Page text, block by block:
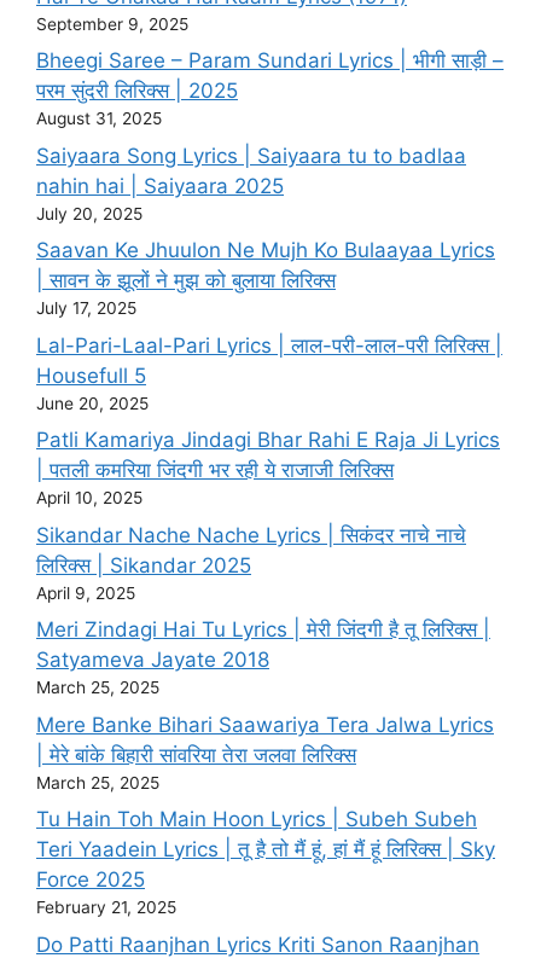
September 9, 2025
Bheegi Saree – Param Sundari Lyrics | भीगी साड़ी –
परम सुंदरी लिरिक्स | 2025
August 31, 2025
Saiyaara Song Lyrics | Saiyaara tu to badlaa
nahin hai | Saiyaara 2025
July 20, 2025
Saavan Ke Jhuulon Ne Mujh Ko Bulaayaa Lyrics
| सावन के झूलों ने मुझ को बुलाया लिरिक्स
July 17, 2025
Lal-Pari-Laal-Pari Lyrics | लाल-परी-लाल-परी लिरिक्स |
Housefull 5
June 20, 2025
Patli Kamariya Jindagi Bhar Rahi E Raja Ji Lyrics
| पतली कमरिया जिंदगी भर रही ये राजाजी लिरिक्स
April 10, 2025
Sikandar Nache Nache Lyrics | सिकंदर नाचे नाचे
लिरिक्स | Sikandar 2025
April 9, 2025
Meri Zindagi Hai Tu Lyrics | मेरी जिंदगी है तू लिरिक्स |
Satyameva Jayate 2018
March 25, 2025
Mere Banke Bihari Saawariya Tera Jalwa Lyrics
| मेरे बांके बिहारी सांवरिया तेरा जलवा लिरिक्स
March 25, 2025
Tu Hain Toh Main Hoon Lyrics | Subeh Subeh
Teri Yaadein Lyrics | तू है तो मैं हूं, हां मैं हूं लिरिक्स | Sky
Force 2025
February 21, 2025
Do Patti Raanjhan Lyrics Kriti Sanon Raanjhan